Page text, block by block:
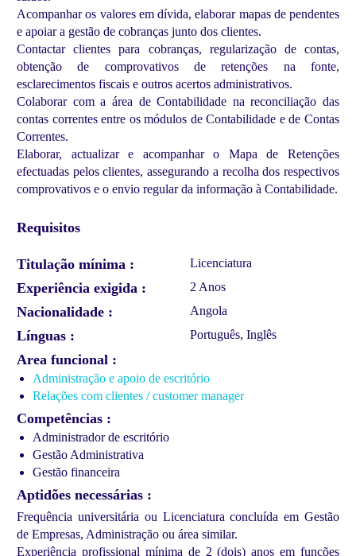
Acompanhar os valores em dívida, elaborar mapas de pendentes
e apoiar a gestão de cobranças junto dos clientes.
Contactar clientes para cobranças, regularização de contas,
obtenção de comprovativos de retenções na fonte,
esclarecimentos fiscais e outros acertos administrativos.
Colaborar com a área de Contabilidade na reconciliação das
contas correntes entre os módulos de Contabilidade e de Contas
Correntes.
Elaborar, actualizar e acompanhar o Mapa de Retenções
efectuadas pelos clientes, assegurando a recolha dos respectivos
comprovativos e o envio regular da informação à Contabilidade.
Requisitos
Titulação mínima Licenciatura
Experiência exigida 2 Anos
Nacionalidade Angola
Línguas Português, Inglês
Area funcional
Administração e apoio de escritório
Relações com clientes / customer manager
Competências
Administrador de escritório
Gestão Administrativa
Gestão financeira
Aptidões necessárias
Frequência universitária ou Licenciatura concluída em Gestão
de Empresas, Administração ou área similar.
Experiência profissional mínima de 2 (dois) anos em funções